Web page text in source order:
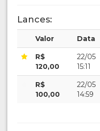
Lances:
Valor Data
R$
120,00
22/05
15:11
R$
100,00
22/05
14:59